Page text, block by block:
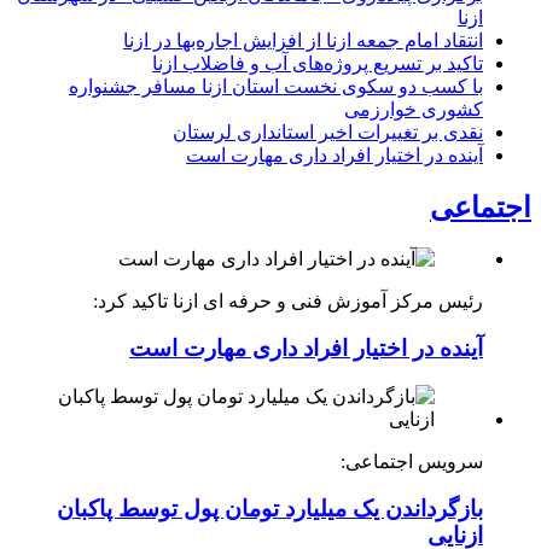
ازنا
انتقاد امام جمعه ازنا از افزایش اجاره‌بها در ازنا
تاکید بر تسریع پروژه‌های آب و فاضلاب ازنا
با کسب دو سکوی نخست استان ازنا مسافر جشنواره
کشوری خوارزمی
نقدی بر تغییرات اخیر استانداری لرستان
آینده در اختیار افراد داری مهارت است
اجتماعی
رئیس مرکز آموزش فنی و حرفه ای ازنا تاکید کرد:
آینده در اختیار افراد داری مهارت است
سرویس اجتماعی:
بازگرداندن یک میلیارد تومان پول توسط پاکبان
ازنایی